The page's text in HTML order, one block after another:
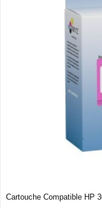
Cartouche Compatible HP